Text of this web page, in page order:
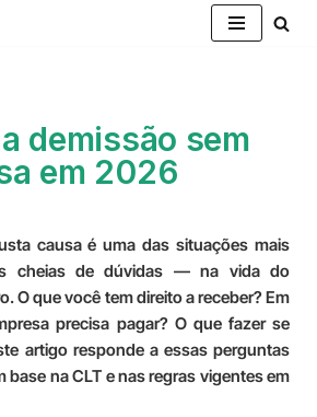
demissão sem
em 2026
causa é uma das situações mais
cheias de dúvidas — na vida do
O que você tem direito a receber? Em
precisa pagar? O que fazer se
artigo responde a essas perguntas
base na CLT e nas regras vigentes em